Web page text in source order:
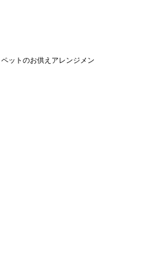
ペットのお供えアレンジメン